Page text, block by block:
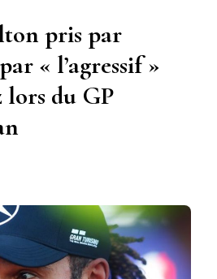
pris par
« l’agressif »
lors du GP